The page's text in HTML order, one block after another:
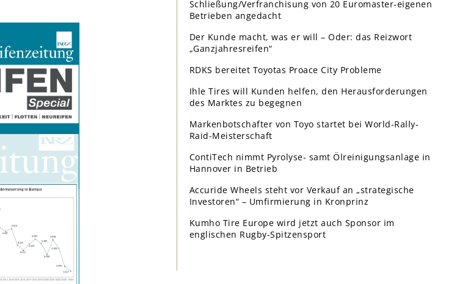
Schließung/Verfranchisung von 20 Euromaster-eigenen
Betrieben angedacht
Der Kunde macht, was er will – Oder: das Reizwort
„Ganzjahresreifen“
RDKS bereitet Toyotas Proace City Probleme
Ihle Tires will Kunden helfen, den Herausforderungen
des Marktes zu begegnen
Markenbotschafter von Toyo startet bei World-Rally-
Raid-Meisterschaft
ContiTech nimmt Pyrolyse- samt Ölreinigungsanlage in
Hannover in Betrieb
Accuride Wheels steht vor Verkauf an „strategische
Investoren“ – Umfirmierung in Kronprinz
Kumho Tire Europe wird jetzt auch Sponsor im
englischen Rugby-Spitzensport